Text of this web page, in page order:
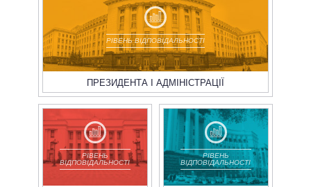
РІВЕНЬ ВІДПОВІДАЛЬНОСТІ
ПРЕЗИДЕНТА І АДМІНІСТРАЦІЇ
РІВЕНЬ
ВІДПОВІДАЛЬНОСТІ
РІВЕНЬ
ВІДПОВІДАЛЬНОСТІ